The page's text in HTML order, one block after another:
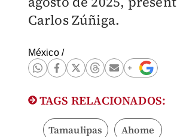
Carlos Zúñiga.
México/
TAGS RELACIONADOS:
Tamaulipas Ahome